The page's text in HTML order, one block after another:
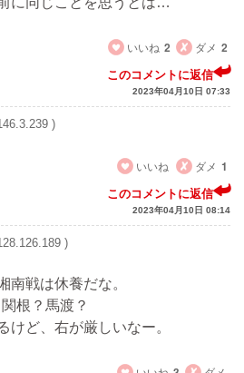
いいね 2 ダメ 2
このコメントに返信
2023年04月10日 07:33
)
いいね
ダメ 1
このコメントに返信
2023年04月10日 08:14
)
南戦は休養だな。
根？馬渡？
けど、右が厳しいなー。